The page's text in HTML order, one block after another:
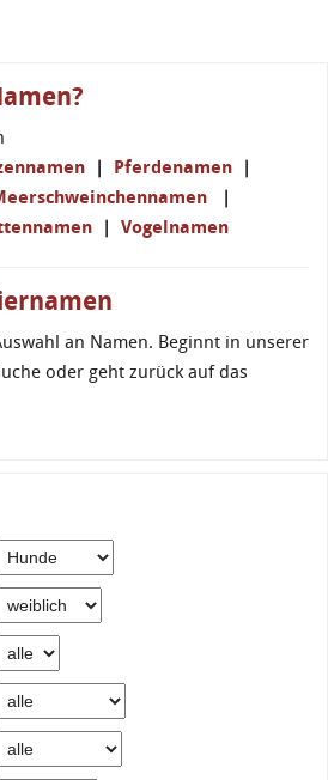
| Pferdenamen |
|
| Vogelnamen
an Namen. Beginnt in unserer
oder geht zurück auf das